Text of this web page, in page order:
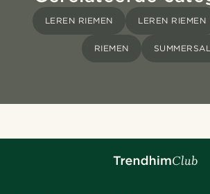
LEREN RIEMEN LEREN RIEMEN
RIEMEN